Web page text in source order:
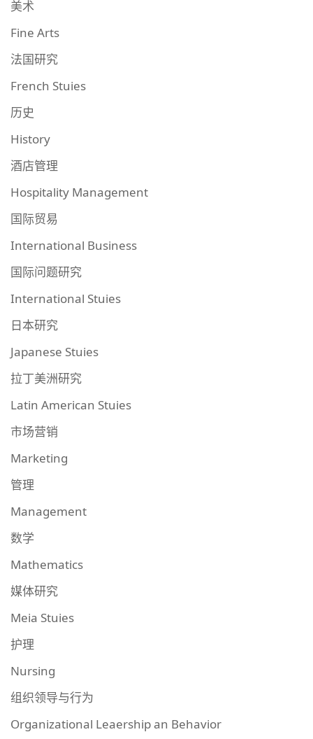
美术
Fine Arts
法国研究
French Stuies
历史
History
酒店管理
Hospitality Management
国际贸易
International Business
国际问题研究
International Stuies
日本研究
Japanese Stuies
拉丁美洲研究
Latin American Stuies
市场营销
Marketing
管理
Management
数学
Mathematics
媒体研究
Meia Stuies
护理
Nursing
组织领导与行为
Organizational Leaership an Behavior